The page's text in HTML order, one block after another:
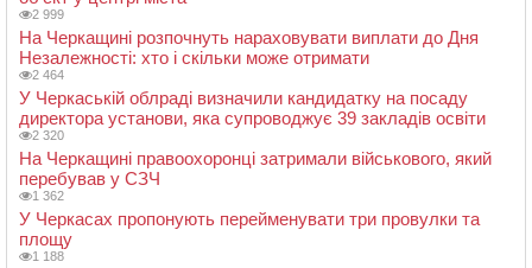
2 999
На Черкащині розпочнуть нараховувати виплати до Дня
Незалежності: хто і скільки може отримати
2 464
У Черкаській облраді визначили кандидатку на посаду
директора установи, яка супроводжує 39 закладів освіти
2 320
На Черкащині правоохоронці затримали військового, який
перебував у СЗЧ
1 362
У Черкасах пропонують перейменувати три провулки та
площу
1 188